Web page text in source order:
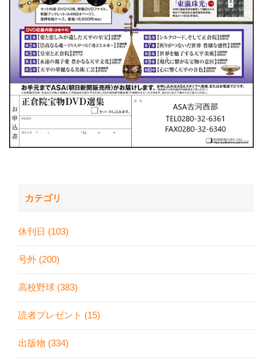
カテゴリ
休刊日 (103)
号外 (200)
高校野球 (383)
読者プレゼント (15)
出版物 (334)